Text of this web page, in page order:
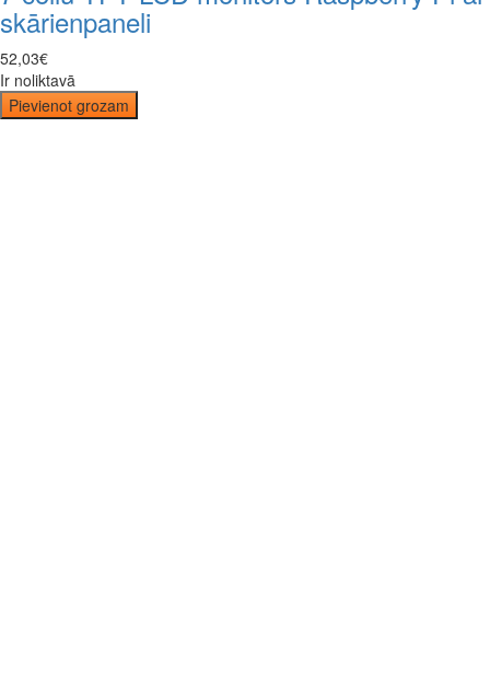
skārienpaneli
52,03€
Ir noliktavā
Pievienot grozam